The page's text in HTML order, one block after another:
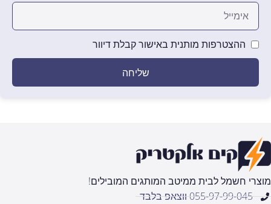
ההצטרפות מותנית באישור קבלת דיוור
שליחה
מוצרי חשמל לבית ממיטב המותגים המובילים!
055-97-99-045 ווצאפ בלבד